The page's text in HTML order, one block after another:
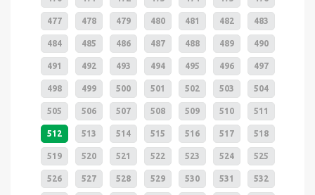
477 478 479 480 481 482 483
484 485 486 487 488 489 490
491 492 493 494 495 496 497
498 499 500 501 502 503 504
505 506 507 508 509 510 511
512 513 514 515 516 517 518
519 520 521 522 523 524 525
526 527 528 529 530 531 532